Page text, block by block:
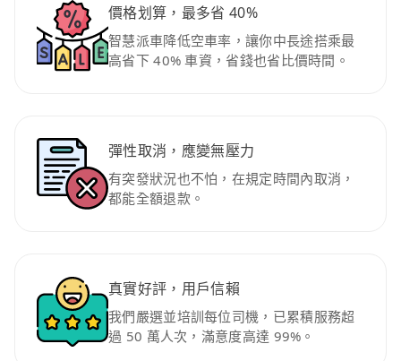
價格划算，最多省 40%
智慧派車降低空車率，讓你中長途搭乘最
高省下 40% 車資，省錢也省比價時間。
彈性取消，應變無壓力
有突發狀況也不怕，在規定時間內取消，
都能全額退款。
真實好評，用戶信賴
我們嚴選並培訓每位司機，已累積服務超
過 50 萬人次，滿意度高達 99%。